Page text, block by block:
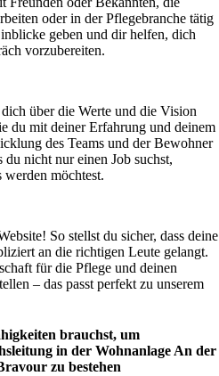
oder in der Pflegebranche tätig
geben und dir helfen, dich
vorzubereiten.
über die Werte und die Vision
du mit deiner Erfahrung und deinem
des Teams und der Bewohner
du nicht nur einen Job suchst,
möchtest.
So stellst du sicher, dass deine
an die richtigen Leute gelangt.
für die Pflege und deinen
– das passt perfekt zu unserem
brauchst, um
in der Wohnanlage An der
zu bestehen